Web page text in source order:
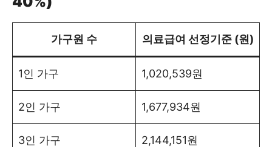
가구원 수 의료급여 선정기준 (원)
1인 가구 1,020,539원
2인 가구 1,677,934원
3인 가구 2,144,151원